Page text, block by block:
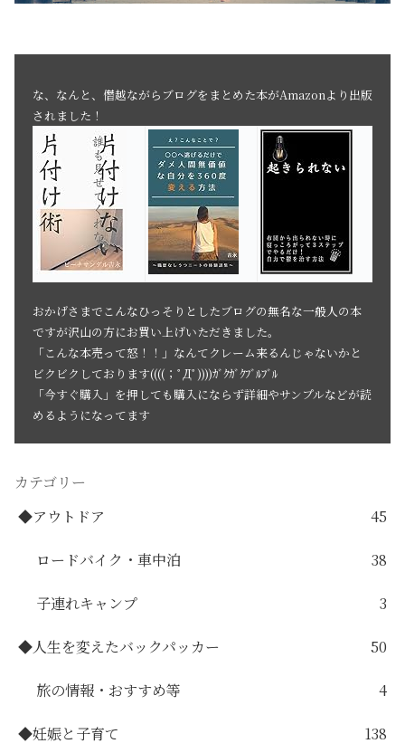
な、なんと、僭越ながらブログをまとめた本がAmazonより出版
されました！
おかげさまでこんなひっそりとしたブログの無名な一般人の本
ですが沢山の方にお買い上げいただきました。
「こんな本売って怒！！」なんてクレーム来るんじゃないかと
ビクビクしております((((；ﾟДﾟ))))ｶﾞｸｶﾞｸﾌﾞﾙﾌﾞﾙ
「今すぐ購入」を押しても購入にならず詳細やサンプルなどが読
めるようになってます
カテゴリー
◆アウトドア
45
ロードバイク・車中泊 38
子連れキャンプ 3
◆人生を変えたバックパッカー 50
旅の情報・おすすめ等 4
◆妊娠と子育て 138